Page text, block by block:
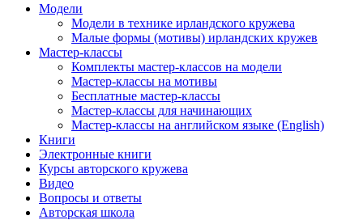
Модели
Модели в технике ирландского кружева
Малые формы (мотивы) ирландских кружев
Мастер-классы
Комплекты мастер-классов на модели
Мастер-классы на мотивы
Бесплатные мастер-классы
Мастер-классы для начинающих
Мастер-классы на английском языке (English)
Книги
Электронные книги
Курсы авторского кружева
Видео
Вопросы и ответы
Авторская школа